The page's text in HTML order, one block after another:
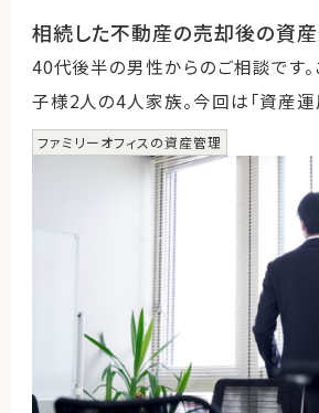
相続した不動産の売却後の資
40代後半の男性からのご相談です
子様2人の4人家族。今回は「資産
ファミリーオフィスの資産管理